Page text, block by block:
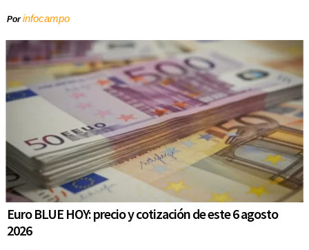
Porinfocampo
Euro BLUE HOY: precio y cotización de este 6 agosto
2026